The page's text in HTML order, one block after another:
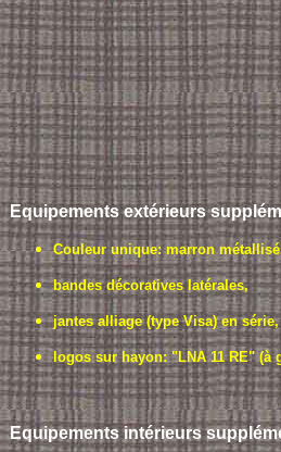
Equipements extérieurs
Couleur unique: marron
bandes décoratives latérales,
jantes alliage (type Visa) en série,
logos sur hayon: "LNA 11 RE" (à
Equipements intérieurs